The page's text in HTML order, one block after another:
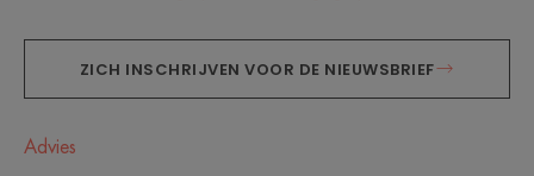
ZICH INSCHRIJVEN VOOR DE NIEUWSBRIEF
Advies